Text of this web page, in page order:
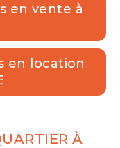
en vente à
en location
À